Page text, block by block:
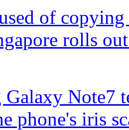
of
rolls
Galaxy Note7
phone's iris